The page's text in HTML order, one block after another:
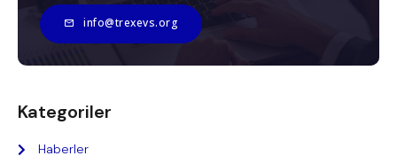
info@trexevs.org
Kategoriler
Haberler